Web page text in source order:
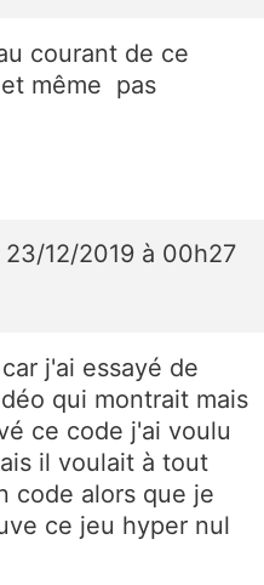
courant de ce
même pas
23/12/2019 à 00h27
j'ai essayé de
qui montrait mais
ce code j'ai voulu
il voulait à tout
code alors que je
ce jeu hyper nul